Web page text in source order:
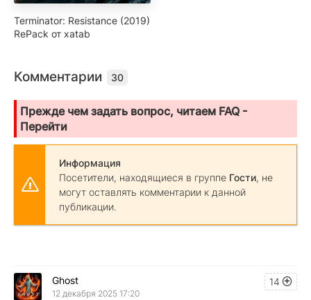
Terminator: Resistance (2019)
RePack от xatab
Комментарии 30
Прежде чем задать вопрос, читаем FAQ -
Перейти
Информация
Посетители, находящиеся в группе Гости, не
могут оставлять комментарии к данной
публикации.
14
Ghost
12 декабря 2025 17:20